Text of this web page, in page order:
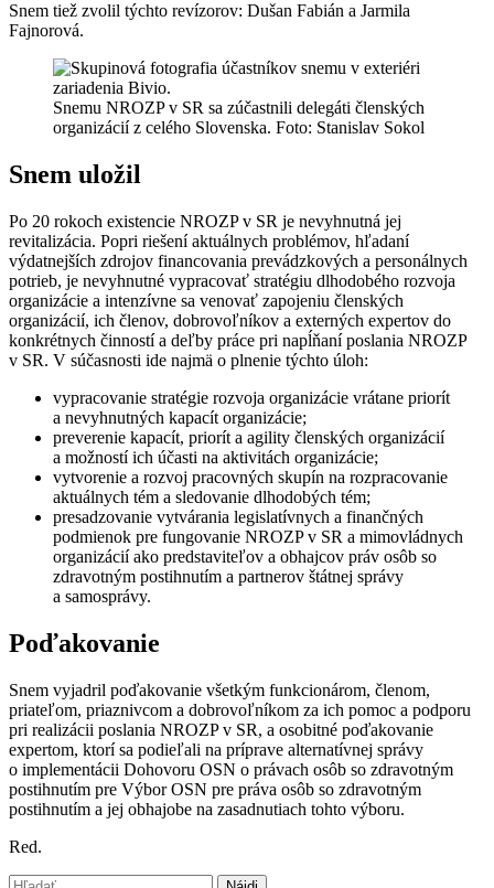
Snem tiež zvolil týchto revízorov: Dušan Fabián a Jarmila
Fajnorová.
Snemu NROZP v SR sa zúčastnili delegáti členských
organizácií z celého Slovenska. Foto: Stanislav Sokol
Snem uložil
Po 20 rokoch existencie NROZP v SR je nevyhnutná jej
revitalizácia. Popri riešení aktuálnych problémov, hľadaní
výdatnejších zdrojov financovania prevádzkových a personálnych
potrieb, je nevyhnutné vypracovať stratégiu dlhodobého rozvoja
organizácie a intenzívne sa venovať zapojeniu členských
organizácií, ich členov, dobrovoľníkov a externých expertov do
konkrétnych činností a deľby práce pri napĺňaní poslania NROZP
v SR. V súčasnosti ide najmä o plnenie týchto úloh:
vypracovanie stratégie rozvoja organizácie vrátane priorít
a nevyhnutných kapacít organizácie;
preverenie kapacít, priorít a agility členských organizácií
a možností ich účasti na aktivitách organizácie;
vytvorenie a rozvoj pracovných skupín na rozpracovanie
aktuálnych tém a sledovanie dlhodobých tém;
presadzovanie vytvárania legislatívnych a finančných
podmienok pre fungovanie NROZP v SR a mimovládnych
organizácií ako predstaviteľov a obhajcov práv osôb so
zdravotným postihnutím a partnerov štátnej správy
a samosprávy.
Poďakovanie
Snem vyjadril poďakovanie všetkým funkcionárom, členom,
priateľom, priaznivcom a dobrovoľníkom za ich pomoc a podporu
pri realizácii poslania NROZP v SR, a osobitné poďakovanie
expertom, ktorí sa podieľali na príprave alternatívnej správy
o implementácii Dohovoru OSN o právach osôb so zdravotným
postihnutím pre Výbor OSN pre práva osôb so zdravotným
postihnutím a jej obhajobe na zasadnutiach tohto výboru.
Red.
Preskočiť
Hľadať: